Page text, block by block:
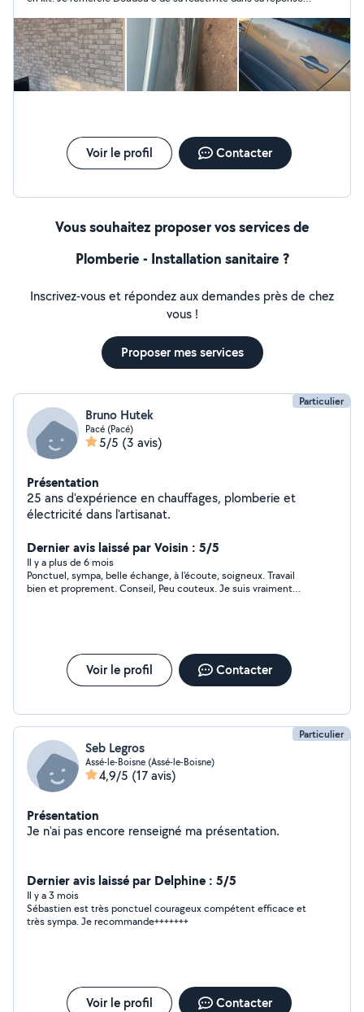
Voir le profil Contacter
Vous souhaitez proposer vos services de
Plomberie - Installation sanitaire ?
Inscrivez-vous et répondez aux demandes près de chez
vous !
Proposer mes services
Particulier
Bruno Hutek
Pacé (Pacé)
5/5 (3 avis)
Présentation
25 ans d'expérience en chauffages, plomberie et
électricité dans l'artisanat.
Dernier avis laissé par Voisin : 5/5
Il y a plus de 6 mois
Ponctuel, sympa, belle échange, à l'écoute, soigneux. Travail
bien et proprement. Conseil, Peu couteux. Je suis vraiment
Voir le profil Contacter
Particulier
Seb Legros
Assé-le-Boisne (Assé-le-Boisne)
4,9/5 (17 avis)
Présentation
Je n'ai pas encore renseigné ma présentation.
Dernier avis laissé par Delphine : 5/5
Il y a 3 mois
Sébastien est très ponctuel courageux compétent efficace et
très sympa. Je recommande+++++++
Voir le profil Contacter